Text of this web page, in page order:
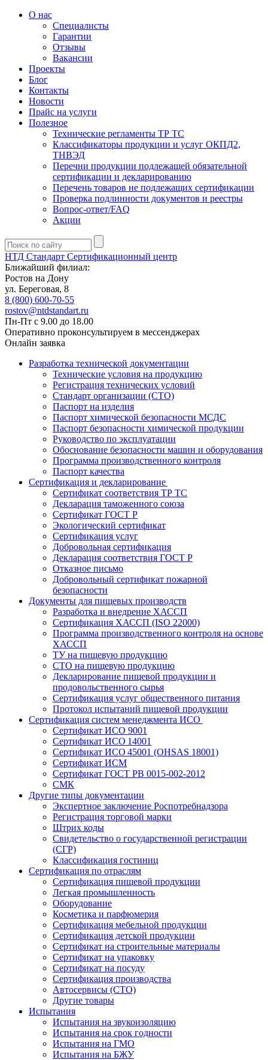
О нас
Специалисты
Гарантии
Отзывы
Вакансии
Проекты
Блог
Контакты
Новости
Прайс на услуги
Полезное
Технические регламенты ТР ТС
Классификаторы продукции и услуг ОКПД2,
ТНВЭД
Перечни продукции подлежащей обязательной
сертификации и декларированию
Перечень товаров не подлежащих сертификации
Проверка подлинности документов и реестры
Вопрос-ответ/FAQ
Акции
НТД Стандарт Сертификационный центр
Ближайший филиал:
Ростов на Дону
ул. ​Береговая, 8
8 (800) 600-70-55
rostov@ntdstandart.ru
Пн-Пт с 9.00 до 18.00
Оперативно проконсультируем в мессенджерах
Онлайн заявка
Разработка технической документации
Технические условия на продукцию
Регистрация технических условий
Стандарт организации (СТО)
Паспорт на изделия
Паспорт химической безопасности МСДС
Паспорт безопасности химической продукции
Руководство по эксплуатации
Обоснование безопасности машин и оборудования
Программа производственного контроля
Паспорт качества
Сертификация и декларирование
Сертификат соответствия ТР ТС
Декларация таможенного союза
Сертификат ГОСТ Р
Экологический сертификат
Сертификация услуг
Добровольная сертификация
Декларация соответствия ГОСТ Р
Отказное письмо
Добровольный сертификат пожарной
безопасности
Документы для пищевых производств
Разработка и внедрение ХАССП
Сертификация ХАССП (ISO 22000)
Программа производственного контроля на основе
ХАССП
ТУ на пищевую продукцию
СТО на пищевую продукцию
Декларирование пищевой продукции и
продовольственного сырья
Сертификация услуг общественного питания
Протокол испытаний пищевой продукции
Сертификация систем менеджмента ИСО
Сертификат ИСО 9001
Сертификат ИСО 14001
Сертификат ИСО 45001 (OHSAS 18001)
Сертификат ИСМ
Сертификат ГОСТ РВ 0015-002-2012
СМК
Другие типы документации
Экспертное заключение Роспотребнадзора
Регистрация торговой марки
Штрих коды
Свидетельство о государственной регистрации
(СГР)
Классификация гостиниц
Сертификация по отраслям
Сертификация пищевой продукции
Легкая промышленность
Оборудование
Косметика и парфюмерия
Сертификация мебельной продукции
Сертификация детской продукции
Сертификат на строительные материалы
Сертификат на упаковку
Сертификат на посуду
Сертификация производства
Автосервисы (СТО)
Другие товары
Испытания
Испытания на звукоизоляцию
Испытания на срок годности
Испытания на ГМО
Испытания на БЖУ